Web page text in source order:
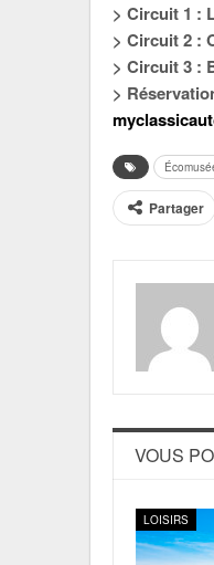
> Circuit 1 :
> Circuit 2 :
> Circuit 3 :
>
Partager
VOUS
LOISIRS